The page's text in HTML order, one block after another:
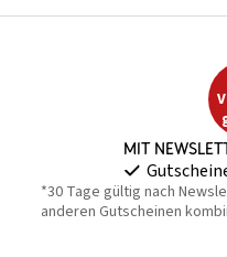
Mit
*30 Tage gültig nach
anderen Gutscheinen